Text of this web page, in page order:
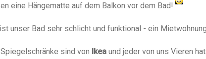
eine Hängematte auf dem Balkon vor dem Bad!
unser Bad sehr schlicht und funktional - ein
sind von Ikea und jeder von uns Vieren